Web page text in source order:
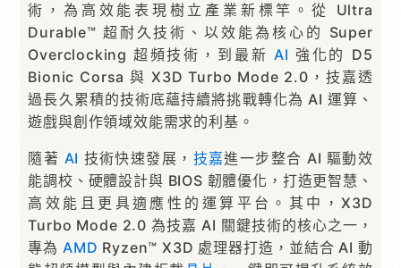
術，為高效能表現樹立產業新標竿。從 Ultra
Durable™ 超耐久技術、以效能為核心的 Super
Overclocking 超頻技術，到最新AI 強化的 D5
Bionic Corsa 與 X3D Turbo Mode 2.0，技嘉透
過長久累積的技術底蘊持續將挑戰轉化為 AI 運算、
遊戲與創作領域效能需求的利基。
隨著 AI 技術快速發展， 技嘉進一步整合 AI 驅動效
能調校、硬體設計與 BIOS 韌體優化，打造更智慧、
高效能且更具適應性的運算平台。其中，X3D
Turbo Mode 2.0 為技嘉 AI 關鍵技術的核心之一，
專為 AMD Ryzen™ X3D 處理器打造，並結合 AI 動